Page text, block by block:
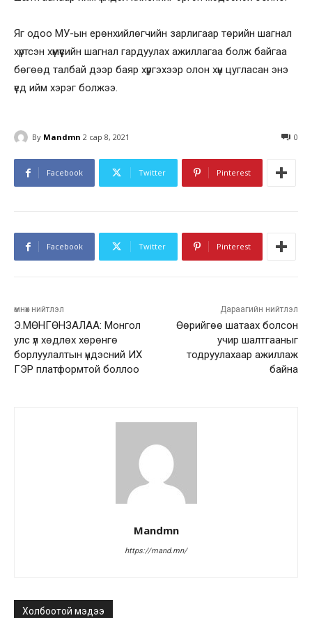
Яг одоо МУ-ын ерөнхийлөгчийн зарлигаар төрийн шагнал
хүртсэн хүмүүсийн шагнал гардуулах ажиллагаа болж байгаа
бөгөөд талбай дээр баяр хүргэхээр олон хүн цугласан энэ
үед ийм хэрэг болжээ.
By Mandmn 2 сар 8, 2021 0
Facebook Twitter Pinterest
Facebook Twitter Pinterest
өмнөх нийтлэл
Э.МӨНГӨНЗАЛАА: Монгол
улс үл хөдлөх хөрөнгө
борлуулалтын үндэсний ИХ
ГЭР платформтой боллоо
Дараагийн нийтлэл
Өөрийгөө шатаах болсон
учир шалтгааныг
тодруулахаар ажиллаж
байна
Mandmn
https://mand.mn/
Холбоотой мэдээ